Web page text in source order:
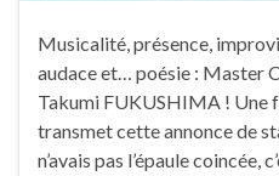
Musicalité, présence,
audace et… poésie : Master
Takumi FUKUSHIMA ! Une
transmet cette annonce de
n’avais pas l’épaule coincée,